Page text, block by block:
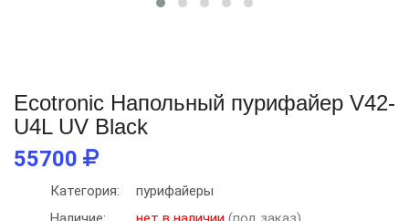
Ecotronic Напольный пурифайер V42-
U4L UV Black
55700
Категория:
пурифайеры